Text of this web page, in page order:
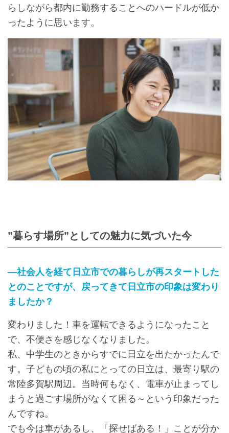
らしながら都内に勤務することへのハードルが低か
ったように思います。
”暮らす場所”としての魅力に気づいた今
―社会人を経て日立市での暮らしが再スタートした
とのことですが、戻ってきて日立市の印象は変わり
ましたか？
変わりました！車を運転できるようになったこと
で、不便さを感じなくなりました。
私、中学生のときからすでに日立を出たかったんで
す。子どもの頃の私にとっての日立は、最寄り駅の
常陸多賀駅周辺。当時何もなく、電車が止まってし
まうと過ごす場所がなくて困る～という印象だった
んですね。
でも今は車があるし、「探せばある！」ことが分か